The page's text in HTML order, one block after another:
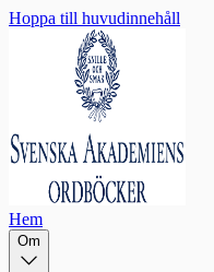
Hoppa till huvudinnehåll
Hem
Om